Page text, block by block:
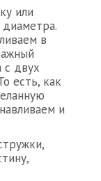
или
в
с двух
есть, как
и